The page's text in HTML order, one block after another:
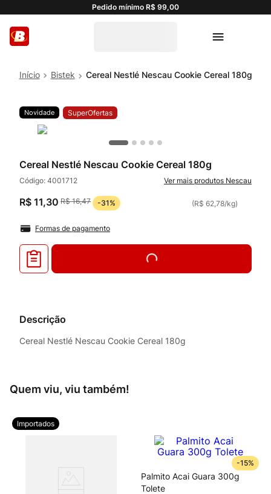
Pedido mínimo R$ 99,00
Bistek Cereal Nestlé Nescau Cookie Cereal 180g
Novidade SuperOfertas
Cereal Nestlé Nescau Cookie Cereal 180g
Código: 4001712 Nescau
R$ 11,30 R$ 16,47 -31% (R$ 62,78/kg)
Formas de pagamento
Descrição
Cereal Nestlé Nescau Cookie Cereal 180g
Quem viu, viu também!
Importados
-15%
Palmito Acai Guara 300g
Tolete